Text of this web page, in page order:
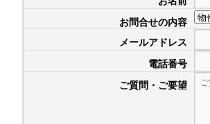
お問合せの内容
メールアドレス
電話番号
ご質問・ご要望